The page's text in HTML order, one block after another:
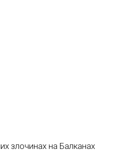
злочинах на Балканах